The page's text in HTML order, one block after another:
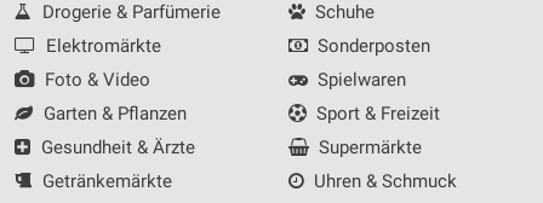
Drogerie & Parfümerie
Elektromärkte
Foto & Video
Garten & Pflanzen
Gesundheit & Ärzte
Getränkemärkte
Schuhe
Sonderposten
Spielwaren
Sport & Freizeit
Supermärkte
Uhren & Schmuck